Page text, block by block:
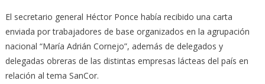
El secretario general Héctor Ponce había recibido una carta
enviada por trabajadores de base organizados en la agrupación
nacional “María Adrián Cornejo”, además de delegados y
delegadas obreras de las distintas empresas lácteas del país en
relación al tema SanCor.